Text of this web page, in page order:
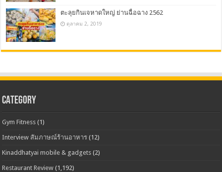
ตะลุยกินเจหาดใหญ่ ย่านฉื่อฉาง 2562
ตุลาคม 2, 2019
CATEGORY
Gym Fitness (1)
Interview สัมภาษณ์ร้านอาหาร (12)
Kinaddhatyai mobile & gadgets (2)
Restaurant Review (1,192)